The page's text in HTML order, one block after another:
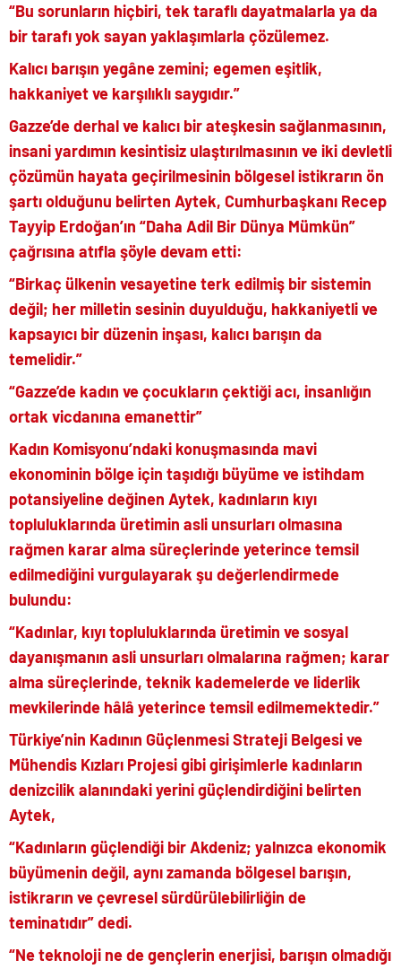
“Bu sorunların hiçbiri, tek taraflı dayatmalarla ya da
bir tarafı yok sayan yaklaşımlarla çözülemez.
Kalıcı barışın yegâne zemini; egemen eşitlik,
hakkaniyet ve karşılıklı saygıdır.”
Gazze’de derhal ve kalıcı bir ateşkesin sağlanmasının,
insani yardımın kesintisiz ulaştırılmasının ve iki devletli
çözümün hayata geçirilmesinin bölgesel istikrarın ön
şartı olduğunu belirten Aytek, Cumhurbaşkanı Recep
Tayyip Erdoğan’ın “Daha Adil Bir Dünya Mümkün”
çağrısına atıfla şöyle devam etti:
“Birkaç ülkenin vesayetine terk edilmiş bir sistemin
değil; her milletin sesinin duyulduğu, hakkaniyetli ve
kapsayıcı bir düzenin inşası, kalıcı barışın da
temelidir.”
“Gazze’de kadın ve çocukların çektiği acı, insanlığın
ortak vicdanına emanettir”
Kadın Komisyonu’ndaki konuşmasında mavi
ekonominin bölge için taşıdığı büyüme ve istihdam
potansiyeline değinen Aytek, kadınların kıyı
topluluklarında üretimin asli unsurları olmasına
rağmen karar alma süreçlerinde yeterince temsil
edilmediğini vurgulayarak şu değerlendirmede
bulundu:
“Kadınlar, kıyı topluluklarında üretimin ve sosyal
dayanışmanın asli unsurları olmalarına rağmen; karar
alma süreçlerinde, teknik kademelerde ve liderlik
mevkilerinde hâlâ yeterince temsil edilmemektedir.”
Türkiye’nin Kadının Güçlenmesi Strateji Belgesi ve
Mühendis Kızları Projesi gibi girişimlerle kadınların
denizcilik alanındaki yerini güçlendirdiğini belirten
Aytek,
“Kadınların güçlendiği bir Akdeniz; yalnızca ekonomik
büyümenin değil, aynı zamanda bölgesel barışın,
istikrarın ve çevresel sürdürülebilirliğin de
teminatıdır” dedi.
“Ne teknoloji ne de gençlerin enerjisi, barışın olmadığı